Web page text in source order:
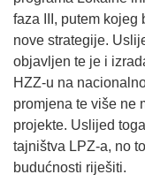
faza III, putem kojeg
nove strategije.
objavljen te je i
HZZ-u na
promjena te više ne
projekte. Uslijed
tajništva LPZ-a, no
budućnosti riješiti.